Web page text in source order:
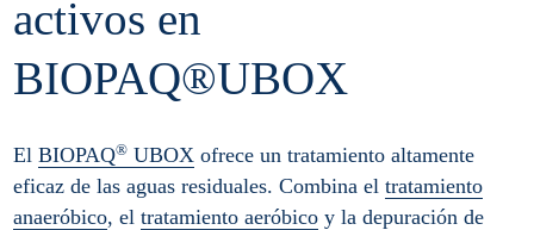
activos en
BIOPAQ®UBOX
ElBIOPAQ® UBOX ofrece un tratamiento altamente
eficaz de las aguas residuales. Combina eltratamiento
anaeróbico, eltratamiento aeróbico y la depuración de